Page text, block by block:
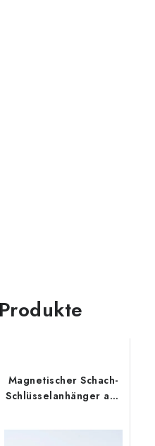
Magnetischer Schach-
Schlüsselanhänger aus